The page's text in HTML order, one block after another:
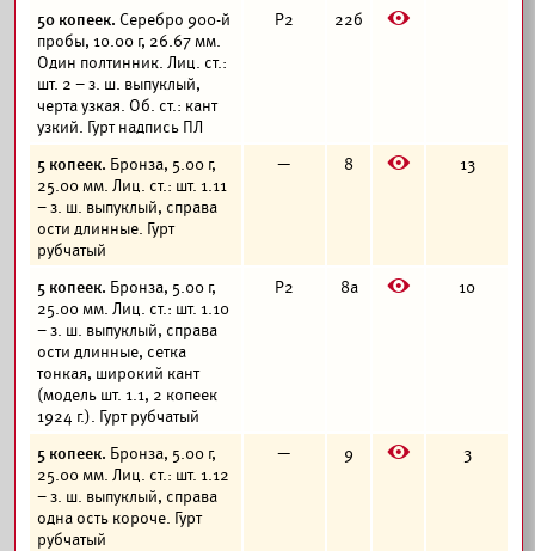
50 копеек. Серебро 900-й
пробы, 10.00 г, 26.67 мм.
Один полтинник. Лиц. ст.:
шт. 2 – з. ш. выпуклый,
черта узкая. Об. ст.: кант
узкий. Гурт надпись ПЛ
Р2 22б E
5 копеек. Бронза, 5.00 г,
25.00 мм. Лиц. ст.: шт. 1.11
– з. ш. выпуклый, справа
ости длинные. Гурт
рубчатый
— 8 E 13
5 копеек. Бронза, 5.00 г,
25.00 мм. Лиц. ст.: шт. 1.10
– з. ш. выпуклый, справа
ости длинные, сетка
тонкая, широкий кант
(модель шт. 1.1, 2 копеек
1924 г.). Гурт рубчатый
Р2 8а E 10
5 копеек. Бронза, 5.00 г,
25.00 мм. Лиц. ст.: шт. 1.12
– з. ш. выпуклый, справа
одна ость короче. Гурт
рубчатый
— 9 E 3